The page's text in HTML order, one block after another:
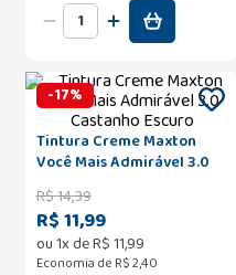
-17%
Tintura Creme Maxton
Você Mais Admirável 3.0
Castanho Escuro
R$14,39
R$ 11,99
ou1x deR$11,99
Economia de R$ 2,40